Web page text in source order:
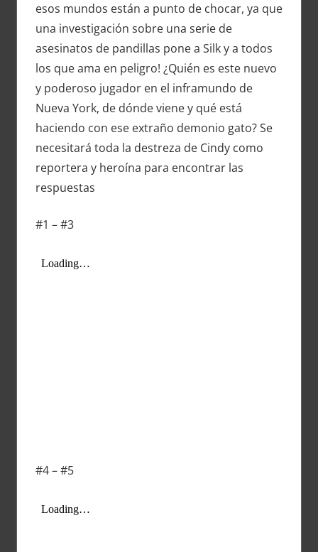
esos mundos están a punto de chocar, ya que
una investigación sobre una serie de
asesinatos de pandillas pone a Silk y a todos
los que ama en peligro! ¿Quién es este nuevo
y poderoso jugador en el inframundo de
Nueva York, de dónde viene y qué está
haciendo con ese extraño demonio gato? Se
necesitará toda la destreza de Cindy como
reportera y heroína para encontrar las
respuestas
#1 – #3
#4 – #5